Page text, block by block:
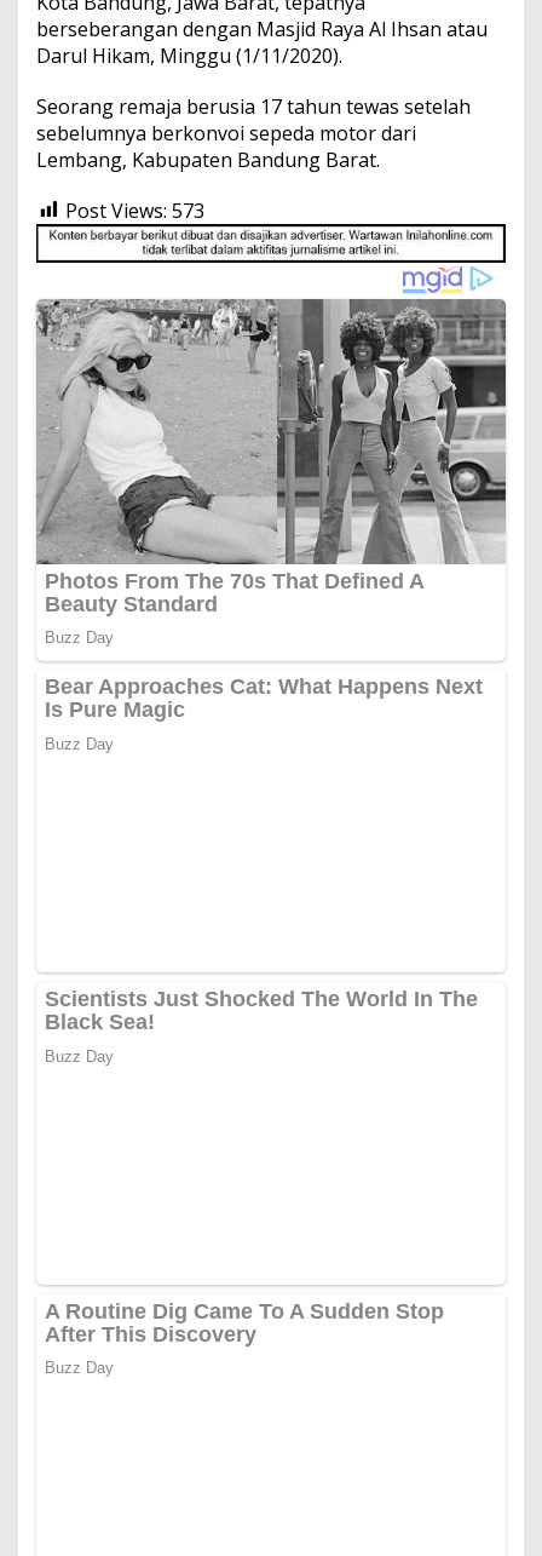
berseberangan dengan Masjid Raya Al Ihsan atau
Darul Hikam, Minggu (1/11/2020).
Seorang remaja berusia 17 tahun tewas setelah
sebelumnya berkonvoi sepeda motor dari
Lembang, Kabupaten Bandung Barat.
Post Views: 573